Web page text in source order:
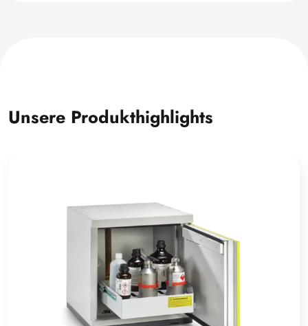
Unsere Produkthighlights